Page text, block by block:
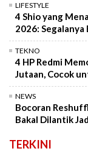
LIFESTYLE
4 Shio yang
2026:
TEKNO
4 HP Redmi
Jutaan, Cocok
NEWS
Bocoran
Bakal Dilantik
TERKINI